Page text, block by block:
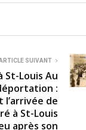
SUIVANT
St-Louis Au
:
l’arrivée de
à St-Louis
après son